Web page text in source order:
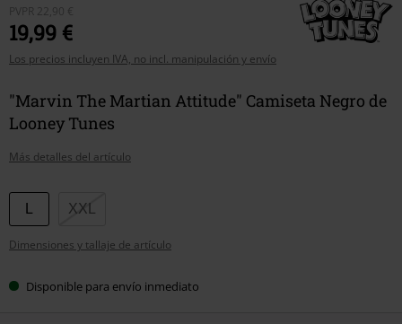
PVPR 22,90 €
19,99 €
Los precios incluyen IVA, no incl. manipulación y envío
"Marvin The Martian Attitude" Camiseta Negro de
Looney Tunes
Más detalles del artículo
Elige
tu
talla
XXL
Dimensiones y tallaje de artículo
Disponible para envío inmediato